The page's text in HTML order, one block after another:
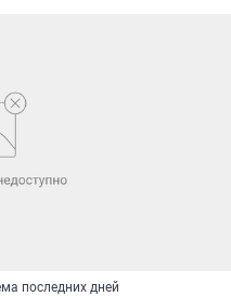
последних дней